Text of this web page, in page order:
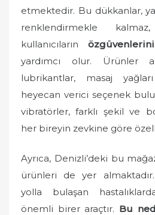
etmektedir. Bu dükkanlar,
renklendirmekle
kullanıcıların
yardımcı olur. Ürünler
lubrikantlar, masaj
heyecan verici seçenek
vibratörler, farklı şekil ve
her bireyin zevkine göre
Ayrıca, Denizli’deki bu
ürünleri de yer
yolla bulaşan
önemli birer araçtır. Bu